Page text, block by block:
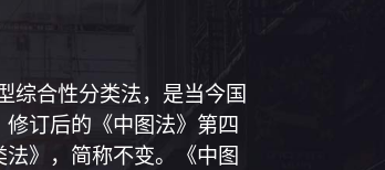
综合性分类法，是当今国
订后的《中图法》第四
》，简称不变。《中图